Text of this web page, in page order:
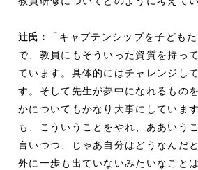
辻氏：
「キャプテンシップを子ども
で、教員にもそういった資質を持っ
ています。具体的にはチャレンジし
す。そして先生が夢中になれるもの
かについてもかなり大事にしていま
も、こういうことをやれ、ああいう
言いつつ、じゃあ自分はどうなんだ
外に一歩も出ていないみたいなこと